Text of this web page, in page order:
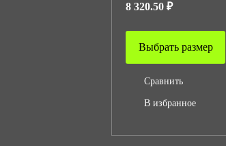
8 320.50 ₽
Выбрать размер
Сравнить
В избранное